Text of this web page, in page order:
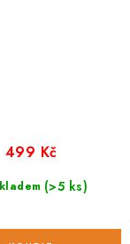
(>5 ks)
499 Kč